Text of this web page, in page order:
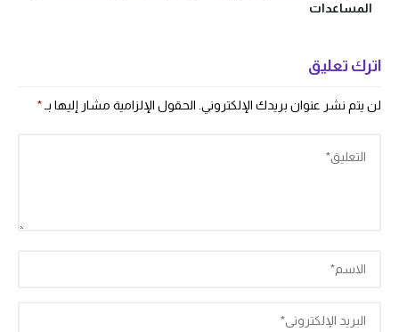
المساعدات
اترك تعليق
لن يتم نشر عنوان بريدك الإلكتروني. الحقول الإلزامية مشار إليها بـ*